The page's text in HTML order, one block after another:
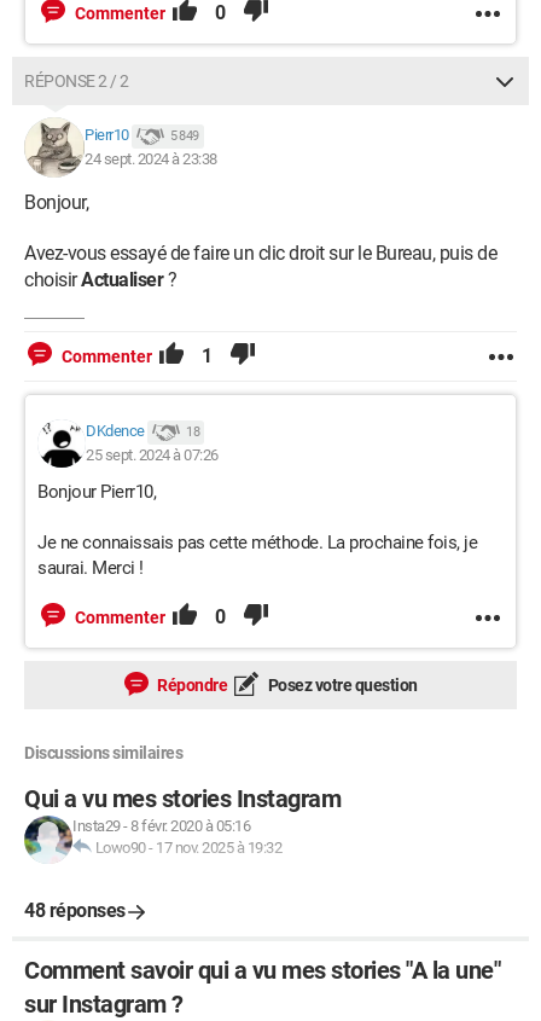
Commenter 0
RÉPONSE 2 / 2
Pierr10 5 849
24 sept. 2024 à 23:38
Bonjour,
Avez-vous essayé de faire un clic droit sur le Bureau, puis de
choisirActualiser?
Commenter 1
DKdence 18
25 sept. 2024 à 07:26
Bonjour Pierr10,
Je ne connaissais pas cette méthode. La prochaine fois, je
saurai. Merci !
Commenter 0
Répondre Posez votre question
Discussions similaires
Qui a vu mes stories Instagram
Insta29-8 févr. 2020 à 05:16
Lowo90- 17 nov. 2025 à 19:32
48 réponses
Comment savoir qui a vu mes stories "A la une"
sur Instagram ?